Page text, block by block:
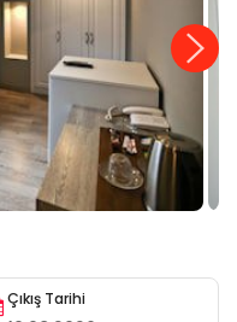
Çıkış Tarihi